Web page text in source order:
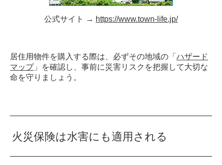
公式サイト → https://www.town-life.jp/
居住用物件を購入する際は、必ずその地域の「 ハザード
マップ」を確認し、事前に災害リスクを把握して大切な
命を守りましょう。
火災保険は水害にも適用される